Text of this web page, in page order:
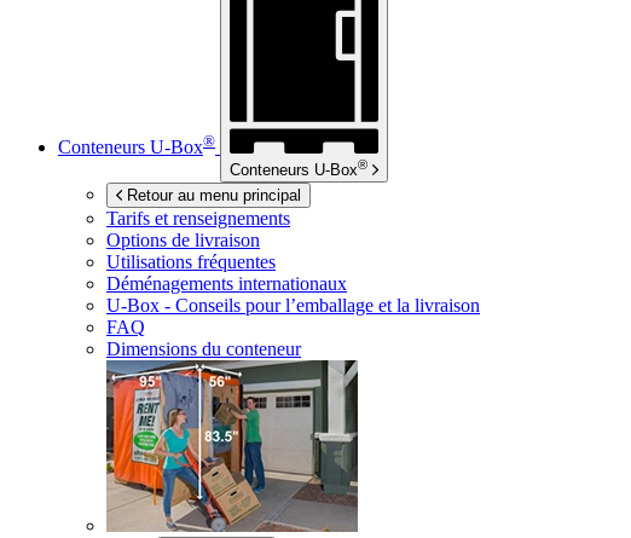
Conteneurs U-Box®
Conteneurs U-Box®
Retour au menu principal
Tarifs et renseignements
Options de livraison
Utilisations fréquentes
Déménagements internationaux
U-Box - Conseils pour l’emballage et la livraison
FAQ
Dimensions du conteneur